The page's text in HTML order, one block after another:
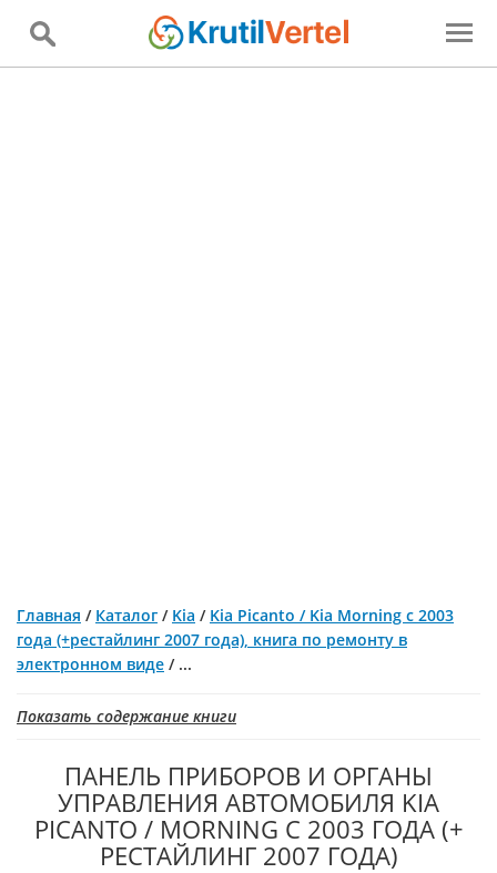
Главная / Каталог / Kia / Kia Picanto / Kia Morning с 2003
года (+рестайлинг 2007 года), книга по ремонту в
электронном виде / ...
Показать содержание книги
ПАНЕЛЬ ПРИБОРОВ И ОРГАНЫ
УПРАВЛЕНИЯ АВТОМОБИЛЯ KIA
PICANTO / MORNING С 2003 ГОДА (+
РЕСТАЙЛИНГ 2007 ГОДА)